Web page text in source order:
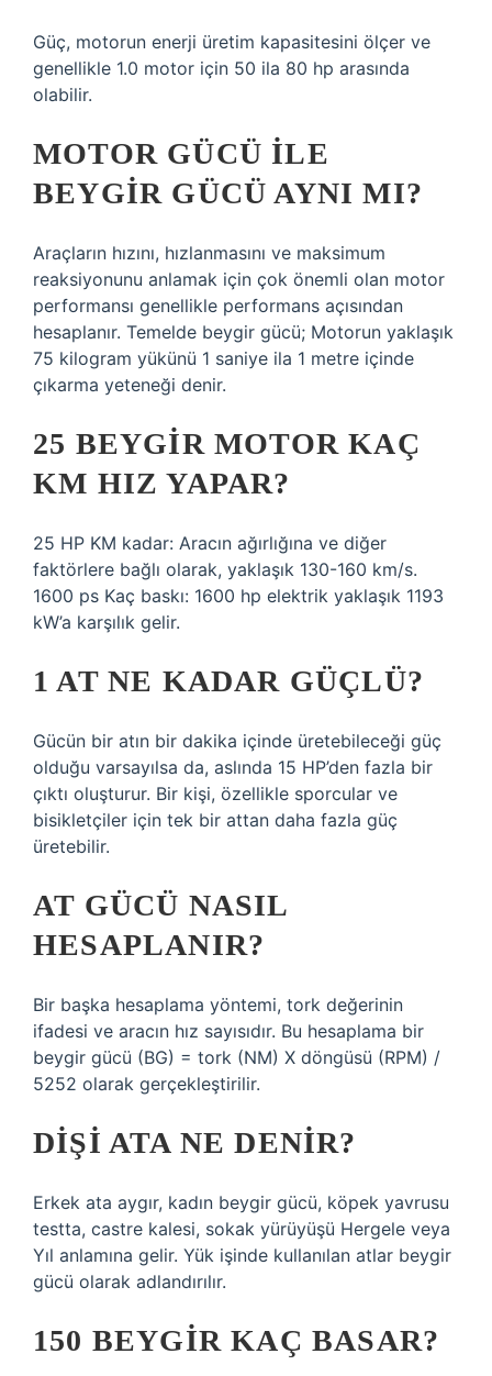
Güç, motorun enerji üretim kapasitesini ölçer ve
genellikle 1.0 motor için 50 ila 80 hp arasında
olabilir.
MOTOR GÜCÜ ILE
BEYGIR GÜCÜ AYNI MI?
Araçların hızını, hızlanmasını ve maksimum
reaksiyonunu anlamak için çok önemli olan motor
performansı genellikle performans açısından
hesaplanır. Temelde beygir gücü; Motorun yaklaşık
75 kilogram yükünü 1 saniye ila 1 metre içinde
çıkarma yeteneği denir.
25 BEYGIR MOTOR KAÇ
KM HIZ YAPAR?
25 HP KM kadar: Aracın ağırlığına ve diğer
faktörlere bağlı olarak, yaklaşık 130-160 km/s.
1600 ps Kaç baskı: 1600 hp elektrik yaklaşık 1193
kW’a karşılık gelir.
1 AT NE KADAR GÜÇLÜ?
Gücün bir atın bir dakika içinde üretebileceği güç
olduğu varsayılsa da, aslında 15 HP’den fazla bir
çıktı oluşturur. Bir kişi, özellikle sporcular ve
bisikletçiler için tek bir attan daha fazla güç
üretebilir.
AT GÜCÜ NASIL
HESAPLANIR?
Bir başka hesaplama yöntemi, tork değerinin
ifadesi ve aracın hız sayısıdır. Bu hesaplama bir
beygir gücü (BG) = tork (NM) X döngüsü (RPM) /
5252 olarak gerçekleştirilir.
DIŞI ATA NE DENIR?
Erkek ata aygır, kadın beygir gücü, köpek yavrusu
testta, castre kalesi, sokak yürüyüşü Hergele veya
Yıl anlamına gelir. Yük işinde kullanılan atlar beygir
gücü olarak adlandırılır.
150 BEYGIR KAÇ BASAR?